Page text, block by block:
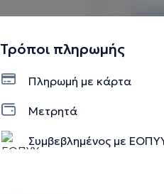
Τρόποι πληρωμής
Πληρωμή με κάρτα
Μετρητά
Συμβεβλημένος με